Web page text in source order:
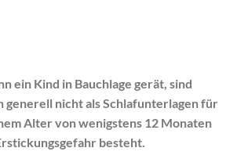
ein Kind in Bauchlage gerät, sind
generell nicht als Schlafunterlagen für
Alter von wenigstens 12 Monaten
besteht.